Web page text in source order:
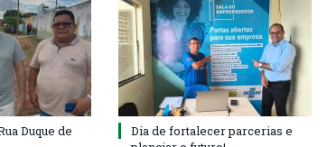
Duque de
Dia de fortalecer parcerias e